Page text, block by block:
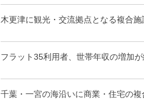
木更津に観光・交流拠点となる複合施
フラット35利用者、世帯年収の増加が
千葉・一宮の海沿いに商業・住宅の複